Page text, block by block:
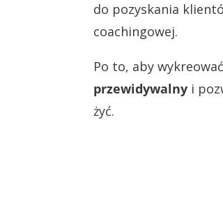
do pozyskania
coachingowej.
Po to, aby wykreować
przewidywalny i
żyć.